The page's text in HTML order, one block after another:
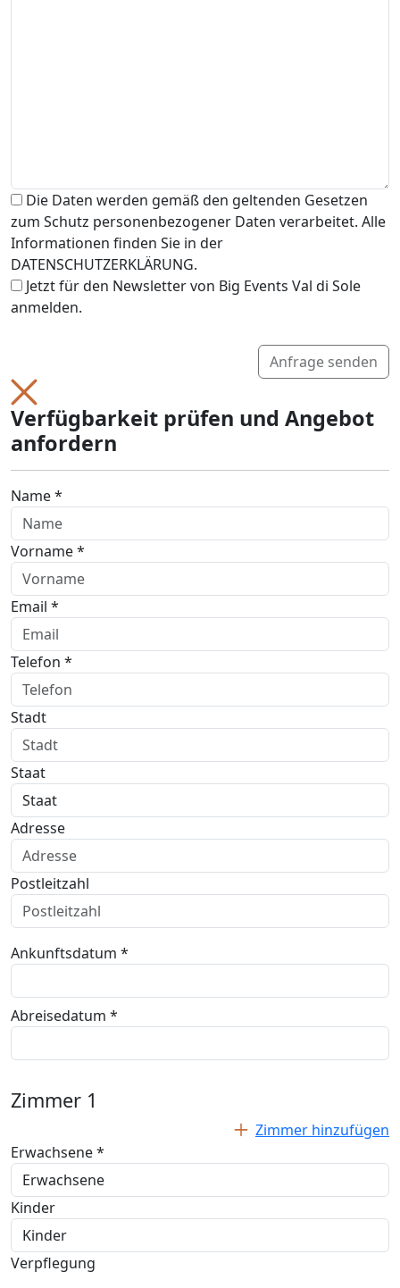
Die Daten werden gemäß den geltenden Gesetzen
zum Schutz personenbezogener Daten verarbeitet. Alle
Informationen finden Sie in der
DATENSCHUTZERKLÄRUNG.
Jetzt für den Newsletter von Big Events Val di Sole
anmelden.
Anfrage senden
Verfügbarkeit prüfen und Angebot
anfordern
Name *
Vorname *
Email *
Telefon *
Stadt
Staat
Adresse
Postleitzahl
Ankunftsdatum *
Abreisedatum *
Zimmer 1
Zimmer hinzufügen
Erwachsene *
Kinder
Verpflegung